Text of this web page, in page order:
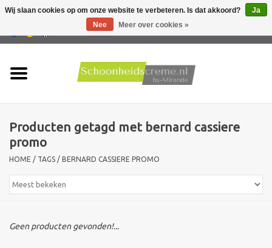
Producten
Huidproblemen
Mannen verzorging
Acties
Producten getagd met bernard cassiere
promo
HOME / TAGS / BERNARD CASSIERE PROMO
Geen producten gevonden!...
Wij slaan cookies op om onze website te verbeteren. Is dat akkoord?
Ja
Nee
Meer over cookies »